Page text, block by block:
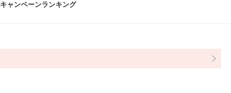
キャンペーンランキング